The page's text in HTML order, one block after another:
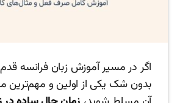
اگر در مسیر آموزش زبان فرانسه
بدون شک یکی از اولین و مهم‌ترین